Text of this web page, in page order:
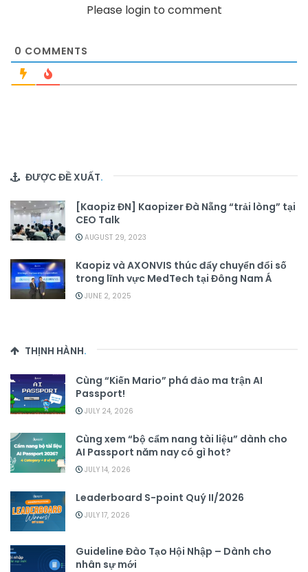
Please login to comment
0 COMMENTS
ĐƯỢC ĐỀ XUẤT.
[Kaopiz ĐN] Kaopizer Đà Nẵng “trải lòng” tại
CEO Talk
AUGUST 29, 2023
Kaopiz và AXONVIS thúc đẩy chuyển đổi số
trong lĩnh vực MedTech tại Đông Nam Á
JUNE 2, 2025
THỊNH HÀNH.
Cùng “Kiến Mario” phá đảo ma trận AI
Passport!
JULY 24, 2026
Cùng xem “bộ cẩm nang tài liệu” dành cho
AI Passport năm nay có gì hot?
JULY 14, 2026
Leaderboard S-point Quý II/2026
JULY 17, 2026
Guideline Đào Tạo Hội Nhập – Dành cho
nhân sự mới